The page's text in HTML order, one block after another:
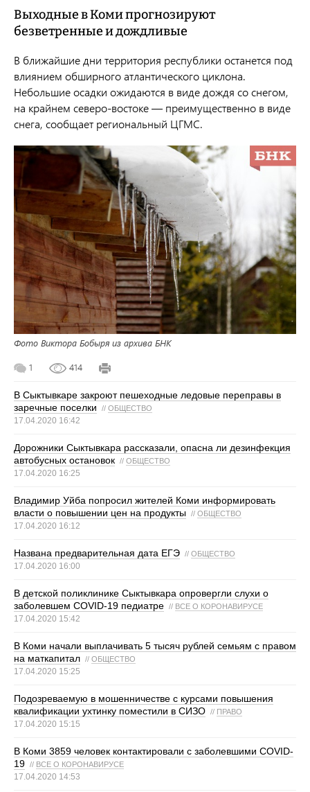
Выходные в Коми прогнозируют
безветренные и дождливые
В ближайшие дни территория республики останется под
влиянием обширного атлантического циклона.
Небольшие осадки ожидаются в виде дождя со снегом,
на крайнем северо-востоке — преимущественно в виде
снега, сообщает региональный ЦГМС.
Фото Виктора Бобыря из архива БНК
1 414
В Сыктывкаре закроют пешеходные ледовые переправы в
заречные поселки
// ОБЩЕСТВО
17.04.2020 16:42
Дорожники Сыктывкара рассказали, опасна ли дезинфекция
автобусных остановок // ОБЩЕСТВО
17.04.2020 16:25
Владимир Уйба попросил жителей Коми информировать
власти о повышении цен на продукты // ОБЩЕСТВО
17.04.2020 16:12
Названа предварительная дата ЕГЭ // ОБЩЕСТВО
17.04.2020 16:00
В детской поликлинике Сыктывкара опровергли слухи о
заболевшем COVID-19 педиатре // ВСЕ О КОРОНАВИРУСЕ
17.04.2020 15:42
В Коми начали выплачивать 5 тысяч рублей семьям с правом
на маткапитал // ОБЩЕСТВО
17.04.2020 15:25
Подозреваемую в мошенничестве с курсами повышения
квалификации ухтинку поместили в СИЗО // ПРАВО
17.04.2020 15:15
В Коми 3859 человек контактировали с заболевшими COVID-
19 // ВСЕ О КОРОНАВИРУСЕ
17.04.2020 14:53